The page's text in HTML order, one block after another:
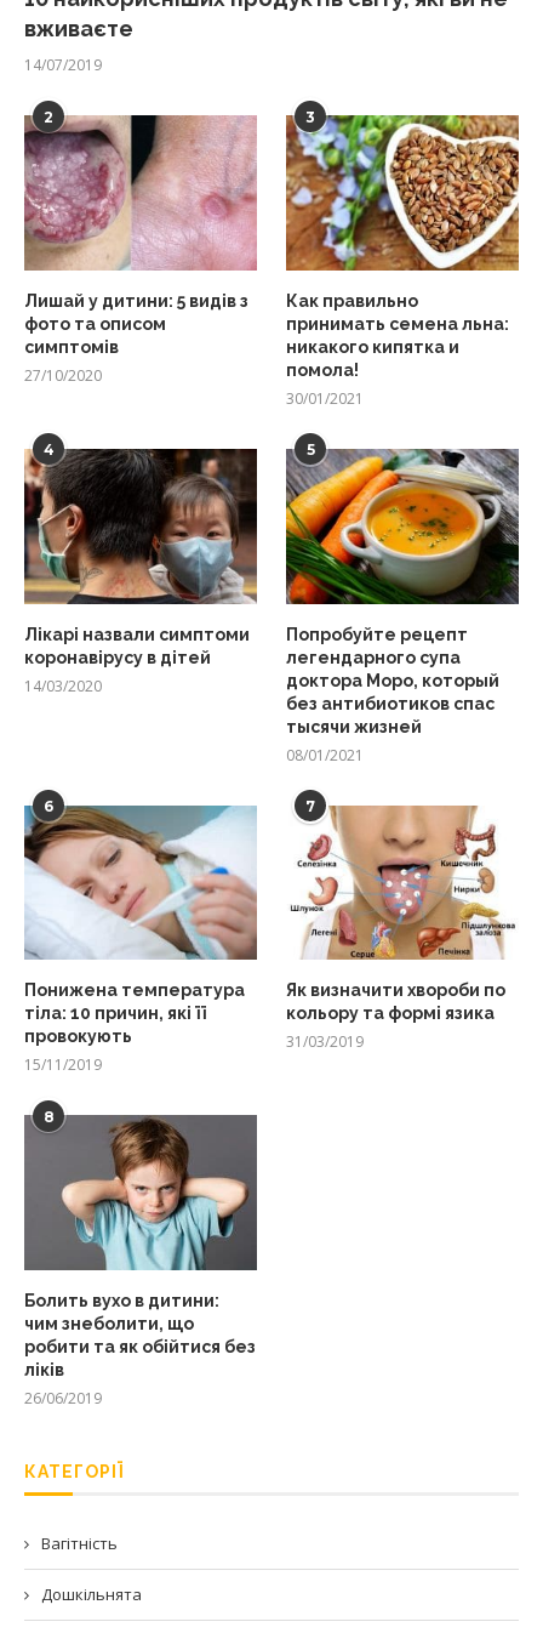
вживаєте
14/07/2019
2
Лишай у дитини: 5 видів з
фото та описом
симптомів
27/10/2020
3
Как правильно
принимать семена льна:
никакого кипятка и
помола!
30/01/2021
4
Лікарі назвали симптоми
коронавірусу в дітей
14/03/2020
5
Попробуйте рецепт
легендарного супа
доктора Моро, который
без антибиотиков спас
тысячи жизней
08/01/2021
6
Понижена температура
тіла: 10 причин, які її
провокують
15/11/2019
7
Як визначити хвороби по
кольору та формі язика
31/03/2019
8
Болить вухо в дитини:
чим знеболити, що
робити та як обійтися без
ліків
26/06/2019
КАТЕГОРІЇ
Вагітність
Дошкільнята